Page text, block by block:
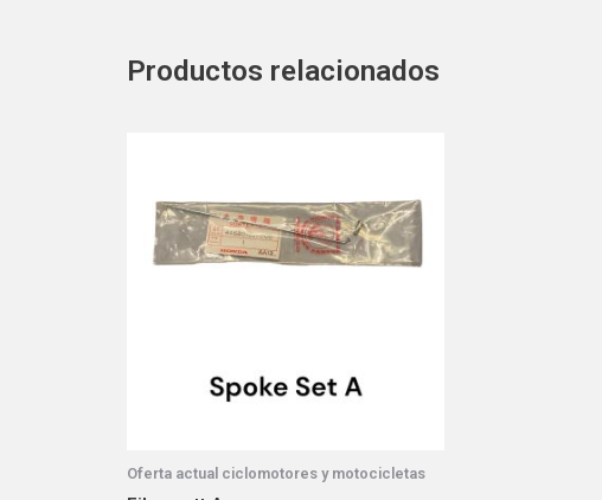
Productos relacionados
Oferta actual ciclomotores y motocicletas